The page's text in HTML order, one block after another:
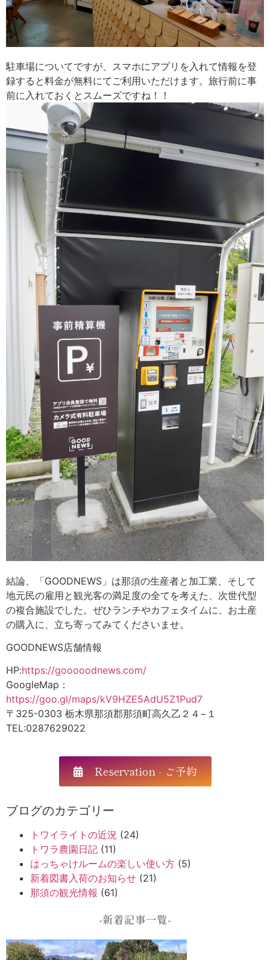
駐車場についてですが、スマホにアプリを入れて情報を登
録すると料金が無料にてご利用いただけます。旅行前に事
前に入れておくとスムーズですね！！
結論、「GOODNEWS」は那須の生産者と加工業、そして
地元民の雇用と観光客の満足度の全てを考えた、次世代型
の複合施設でした。ぜひランチやカフェタイムに、お土産
の購入に、立ち寄ってみてくださいませ。
GOODNEWS店舗情報
HP:https://gooooodnews.com/
GoogleMap：
https://goo.gl/maps/kV9HZE5AdU5Z1Pud7
〒325-0303 栃木県那須郡那須町高久乙２４−１
TEL:0287629022
Reservation - ご予約
ブログのカテゴリー
トワイライトの近況 (24)
トワラ農園日記 (11)
はっちゃけルームの楽しい使い方 (5)
新着図書入荷のお知らせ (21)
那須の観光情報 (61)
-新着記事一覧-